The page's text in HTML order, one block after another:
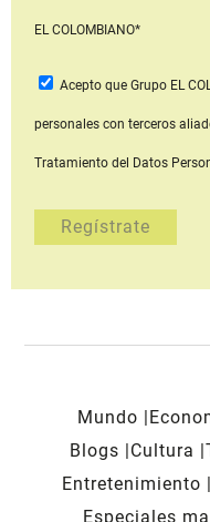
EL COLOMBIANO*
Acepto que Grupo EL
personales con terceros
Tratamiento del Datos
Mundo
Blogs
Cultura
Entretenimiento
Especiales